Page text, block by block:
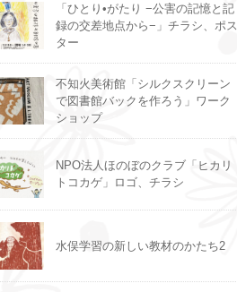
「ひとり•がたり −公害の記憶と記
録の交差地点から−」チラシ、ポス
ター
不知火美術館「シルクスクリーン
で図書館バックを作ろう」ワーク
ショップ
NPO法人ほのぼのクラブ「ヒカリ
トコカゲ」ロゴ、チラシ
水俣学習の新しい教材のかたち2